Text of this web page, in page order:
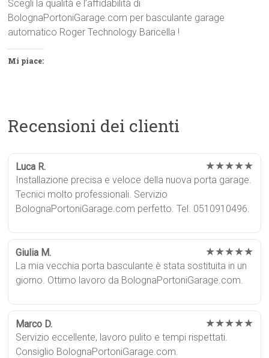
Scegli la qualità e l’affidabilità di
BolognaPortoniGarage.com per basculante garage
automatico Roger Technology Baricella !
Mi piace:
Recensioni dei clienti
Luca R. ★★★★★
Installazione precisa e veloce della nuova porta garage.
Tecnici molto professionali. Servizio
BolognaPortoniGarage.com perfetto. Tel. 0510910496.
Giulia M. ★★★★★
La mia vecchia porta basculante è stata sostituita in un
giorno. Ottimo lavoro da BolognaPortoniGarage.com.
Marco D. ★★★★★
Servizio eccellente, lavoro pulito e tempi rispettati.
Consiglio BolognaPortoniGarage.com.